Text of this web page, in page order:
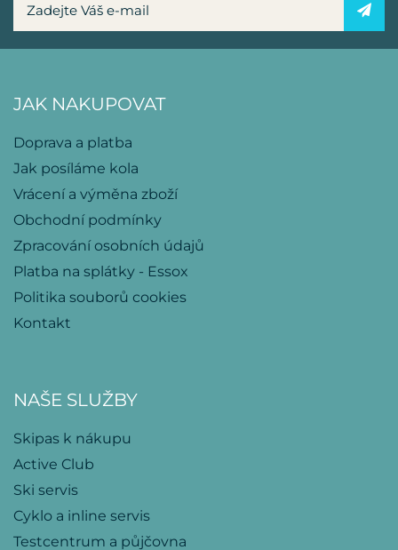
JAK NAKUPOVAT
Doprava a platba
Jak posíláme kola
Vrácení a výměna zboží
Obchodní podmínky
Zpracování osobních údajů
Platba na splátky - Essox
Politika souborů cookies
Kontakt
NAŠE SLUŽBY
Skipas k nákupu
Active Club
Ski servis
Cyklo a inline servis
Testcentrum a půjčovna